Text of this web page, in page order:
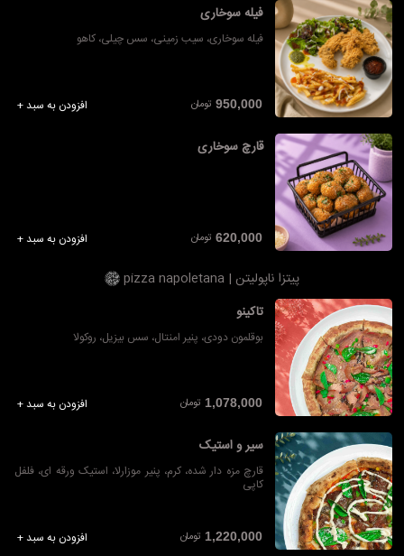
فیله سوخاری
فیله سوخاری، سیب زمینی، سس چیلی، کاهو
افزودن به سبد + 950,000 تومان
قارچ سوخاری
افزودن به سبد + 620,000 تومان
پیتزا ناپولیتن | pizza napoletana
تاکینو
بوقلمون دودی، پنیر امنتال، سس بیزیل، روکولا
افزودن به سبد + 1,078,000 تومان
سیر و استیک
قارچ مزه دار شده، کرم، پنیر موزارلا، استیک ورقه ای، فلفل
کاپی
افزودن به سبد + 1,220,000 تومان